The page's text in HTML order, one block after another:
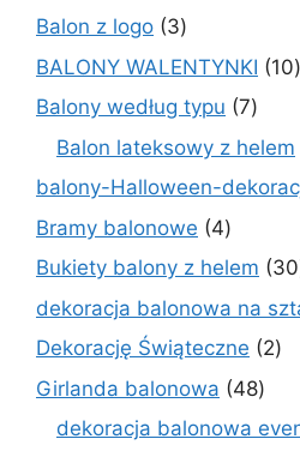
produktów
Balon z logo 33
produkty
BALONY WALENTYNKI 10
Balony według typu 77
Balon lateksowy z helem
balony-Halloween-
Bramy balonowe 44
Bukiety balony z helem 30
dekoracja balonowa na
Dekorację Świąteczne 22
Girlanda balonowa 4848
dekoracja balonowa